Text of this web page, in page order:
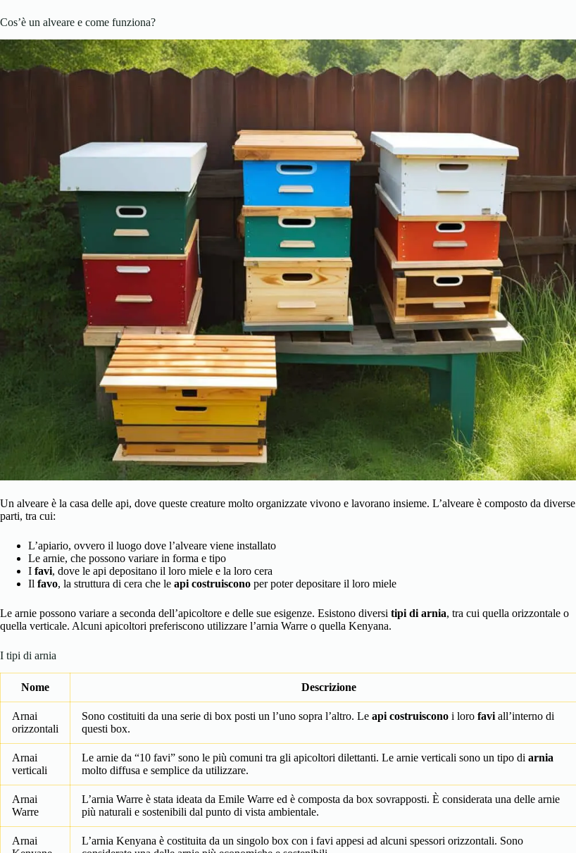
Cos’è un alveare e come funziona?
Un alveare è la casa delle api, dove queste creature molto organizzate vivono e lavorano insieme. L’alveare è composto da diverse
parti, tra cui:
L’apiario, ovvero il luogo dove l’alveare viene installato
Le arnie, che possono variare in forma e tipo
I favi, dove le api depositano il loro miele e la loro cera
Il favo, la struttura di cera che le api costruiscono per poter depositare il loro miele
Le arnie possono variare a seconda dell’apicoltore e delle sue esigenze. Esistono diversi tipi di arnia, tra cui quella orizzontale o
quella verticale. Alcuni apicoltori preferiscono utilizzare l’arnia Warre o quella Kenyana.
I tipi di arnia
Nome Descrizione
Arnai
orizzontali
Sono costituiti da una serie di box posti un l’uno sopra l’altro. Le api costruiscono i loro favi all’interno di
questi box.
Arnai
verticali
Le arnie da “10 favi” sono le più comuni tra gli apicoltori dilettanti. Le arnie verticali sono un tipo di arnia
molto diffusa e semplice da utilizzare.
Arnai
Warre
L’arnia Warre è stata ideata da Emile Warre ed è composta da box sovrapposti. È considerata una delle arnie
più naturali e sostenibili dal punto di vista ambientale.
Arnai
L’arnia Kenyana è costituita da un singolo box con i favi appesi ad alcuni spessori orizzontali. Sono